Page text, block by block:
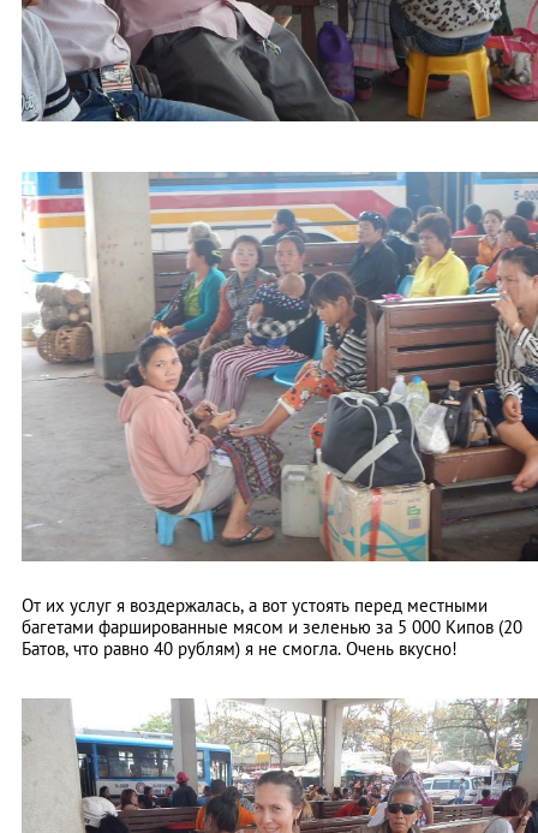
От их услуг я воздержалась, а вот устоять перед местными
багетами фаршированные мясом и зеленью за 5 000 Кипов (20
Батов, что равно 40 рублям) я не смогла. Очень вкусно!